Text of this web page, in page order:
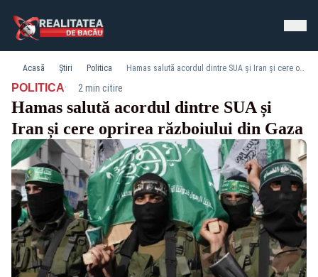
Acasă Știri Politica Hamas salută acordul dintre SUA și Iran și cere oprirea războiului din Gaza
POLITICA· 2 min citire
Hamas salută acordul dintre SUA și
Iran și cere oprirea războiului din Gaza